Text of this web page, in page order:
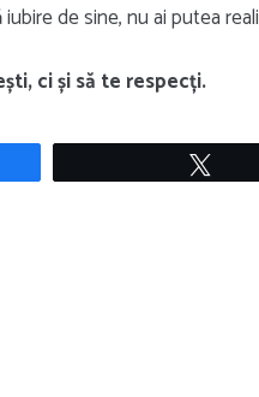
de sine, nu ai putea
ci și să te respecți.